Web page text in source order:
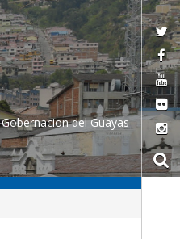
Gobernacion del Guayas